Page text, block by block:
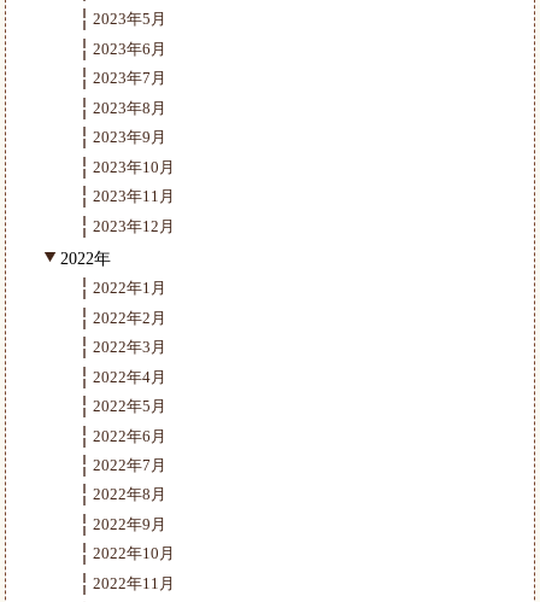
2023年5月
2023年6月
2023年7月
2023年8月
2023年9月
2023年10月
2023年11月
2023年12月
2022年
2022年1月
2022年2月
2022年3月
2022年4月
2022年5月
2022年6月
2022年7月
2022年8月
2022年9月
2022年10月
2022年11月